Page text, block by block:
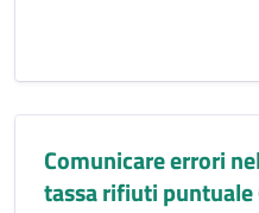
Comunicare errori
tassa rifiuti puntuale